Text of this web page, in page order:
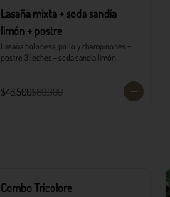
Lasaña mixta + soda sandía
limón + postre
Lasaña boloñesa, pollo y champiñones +
postre 3 leches + soda sandía limón.
$46.500$69.300
Combo Tricolore